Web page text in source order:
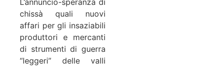
chissà quali nuovi
affari per gli insaziabili
produttori e mercanti
di strumenti di guerra
“leggeri” delle valli